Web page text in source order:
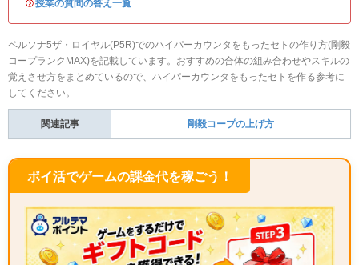
・授業の質問の答え一覧
ペルソナ5ザ・ロイヤル(P5R)でのハイパーカウンタをもったセトの作り方(剛毅
コープランクMAX)を記載しています。おすすめの合体の組み合わせやスキルの
覚えさせ方をまとめているので、ハイパーカウンタをもったセトを作る参考に
してください。
関連記事 剛毅コープの上げ方
ポイ活でゲームの課金代を稼ごう！